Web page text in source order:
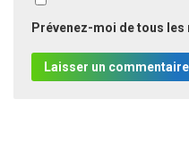
Prévenez-moi de tous